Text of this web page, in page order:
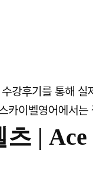
수강후기를 통해 실
카이벨영어에서
츠 |